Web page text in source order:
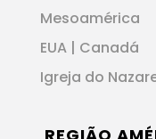
Mesoamérica
EUA | Canadá
Igreja do